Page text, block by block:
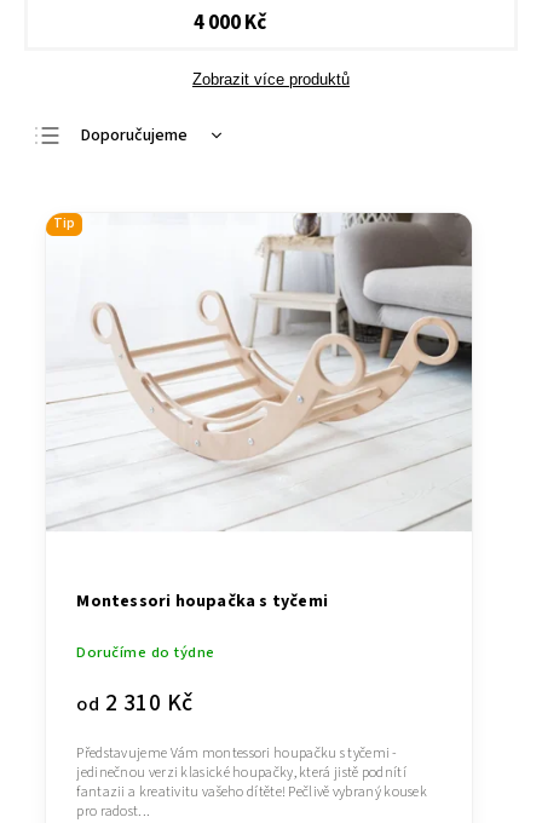
4 000 Kč
Zobrazit více produktů
Doporučujeme
Nejdražší
Tip
Montessori houpačka s tyčemi
Doručíme do týdne
od 2 310 Kč
Představujeme Vám montessori houpačku s tyčemi -
jedinečnou verzi klasické houpačky, která jistě podnítí
fantazii a kreativitu vašeho dítěte! Pečlivě vybraný kousek
pro radost...